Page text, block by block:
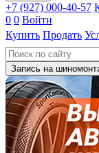
+7 (927) 000-40-57
0 0 Войти
Купить Продать
Запись на